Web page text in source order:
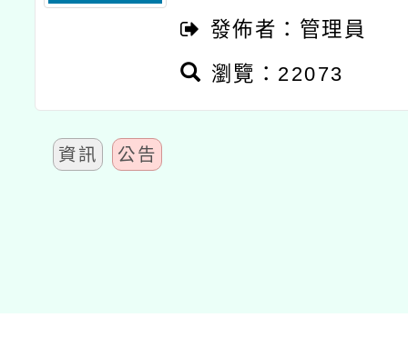
發佈者：管理員
瀏覽：22073
資訊 公告